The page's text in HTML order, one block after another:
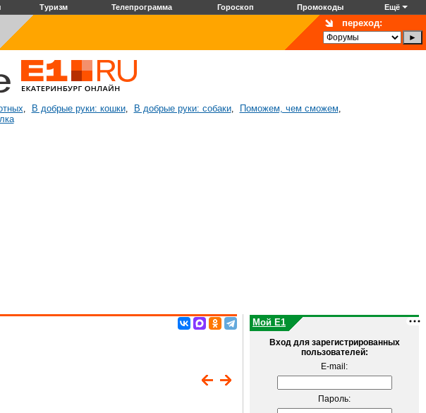
Туризм Телепрограмма Гороскоп Промокоды Ещё
переход:
, В добрые руки: кошки, В добрые руки: собаки, Поможем, чем сможем,
Мой E1
Вход для зарегистрированных
пользователей:
E-mail:
Пароль: